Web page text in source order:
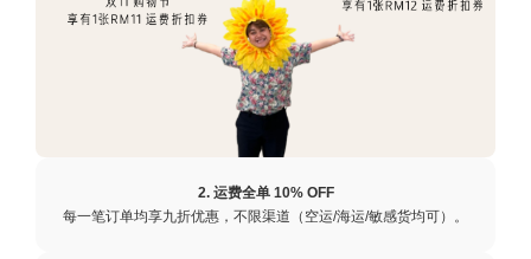
2. 运费全单 10% OFF
每一笔订单均享九折优惠，不限渠道（空运/海运/敏感货均可）。